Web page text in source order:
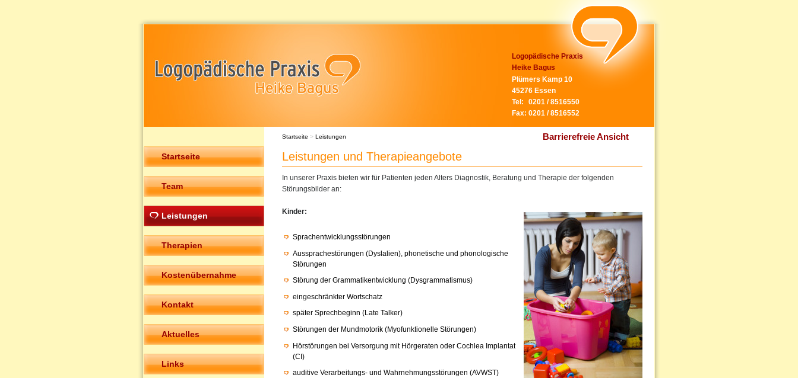
Logopädische Praxis
Heike Bagus
Plümers Kamp 10
45276 Essen
Tel:
0201 / 8516550
Fax: 0201 / 8516552
Barrierefreie Ansicht
Startseite
Team
Leistungen
Therapien
Kostenübernahme
Kontakt
Aktuelles
Links
Startseite > Leistungen
Leistungen und Therapieangebote
In unserer Praxis bieten wir für Patienten jeden Alters Diagnostik, Beratung und Therapie der folgenden
Störungsbilder an:
Kinder:
Sprachentwicklungsstörungen
Aussprachestörungen (Dyslalien), phonetische und phonologische
Störungen
Störung der Grammatikentwicklung (Dysgrammatismus)
eingeschränkter Wortschatz
später Sprechbeginn (Late Talker)
Störungen der Mundmotorik (Myofunktionelle Störungen)
Hörstörungen bei Versorgung mit Hörgeraten oder Cochlea Implantat
(CI)
auditive Verarbeitungs- und Wahrnehmungsstörungen (AVWST)